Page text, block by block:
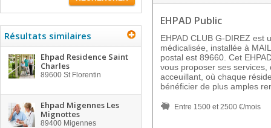
Résultats similaires
Ehpad Residence Saint
Charles
89600 St Florentin
Ehpad Migennes Les
Mignottes
89400 Migennes
EHPAD Public
EHPAD CLUB G-DIREZ est
médicalisée, installée à
postal est 89660. Cet
vous proposer ses
acceuillant, où chaque
bénéficier de plus amples
Entre 1500 et 2500 €/mois